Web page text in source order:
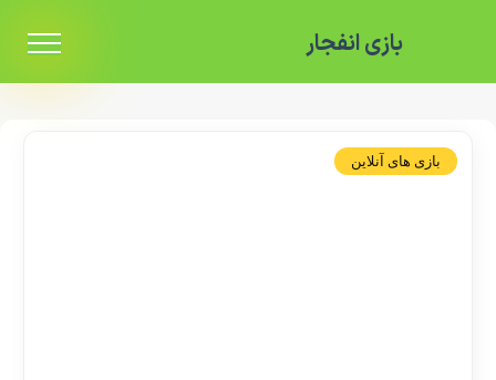
بازی انفجار
بازی های آنلاین